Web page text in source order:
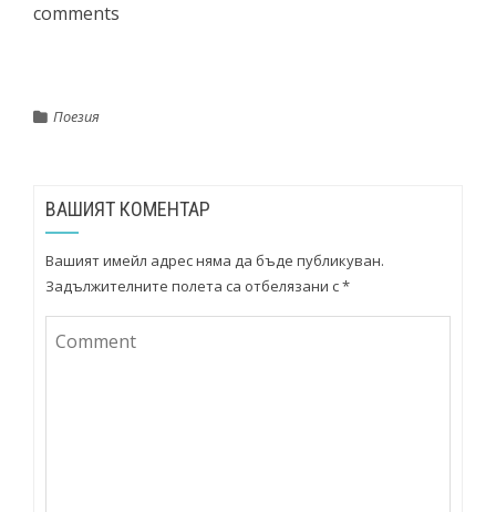
comments
Поезия
ВАШИЯТ КОМЕНТАР
Вашият имейл адрес няма да бъде публикуван.
Задължителните полета са отбелязани с*